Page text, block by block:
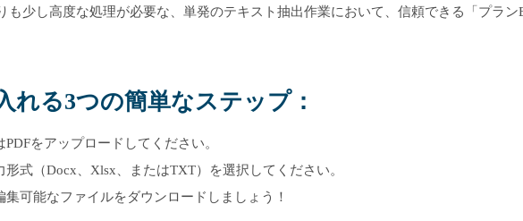
も少し高度な処理が必要な、単発のテキスト抽出作業において、信頼できる「プラン
れる3つの簡単なステップ：
PDFをアップロードしてください。
形式（Docx、Xlsx、またはTXT）を選択してください。
集可能なファイルをダウンロードしましょう！